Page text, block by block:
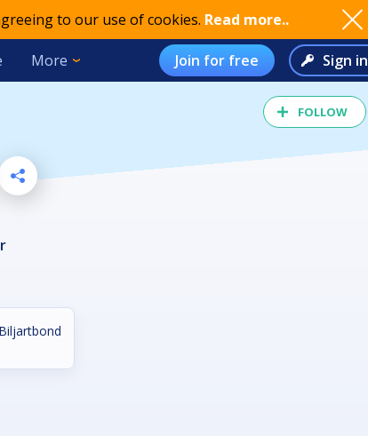
to our use of cookies. Read more..
More Join for free Sign in
FOLLOW